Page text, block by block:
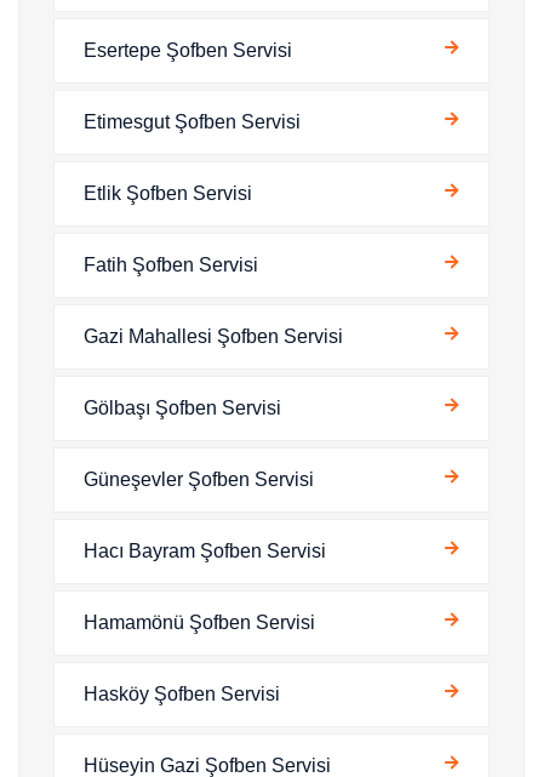
Esertepe Şofben Servisi
Etimesgut Şofben Servisi
Etlik Şofben Servisi
Fatih Şofben Servisi
Gazi Mahallesi Şofben Servisi
Gölbaşı Şofben Servisi
Güneşevler Şofben Servisi
Hacı Bayram Şofben Servisi
Hamamönü Şofben Servisi
Hasköy Şofben Servisi
Hüseyin Gazi Şofben Servisi